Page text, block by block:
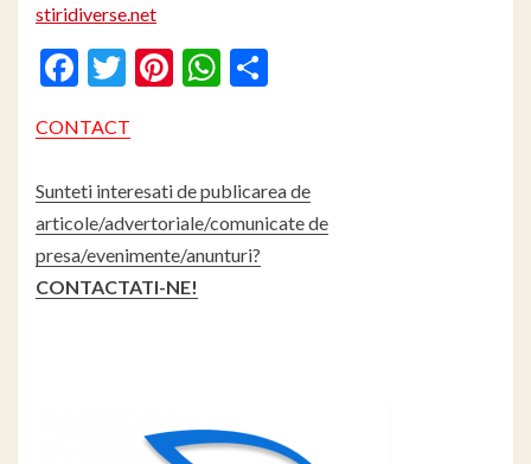
stiridiverse.net
Facebook
Twitter
Pinterest
WhatsApp
CONTACT
Sunteti interesati de publicarea de
articole/advertoriale/comunicate de
presa/evenimente/anunturi?
CONTACTATI-NE!